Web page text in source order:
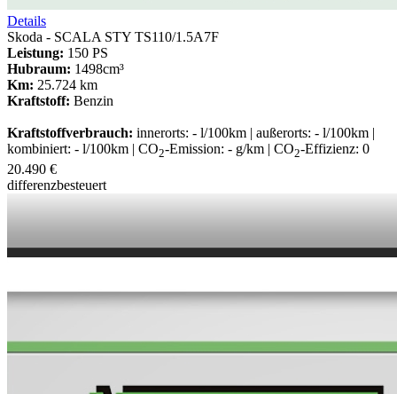
Details
Skoda - SCALA STY TS110/1.5A7F
Leistung: 150 PS
Hubraum: 1498cm³
Km: 25.724 km
Kraftstoff: Benzin
Kraftstoffverbrauch: innerorts: - l/100km | außerorts: - l/100km |
kombiniert: - l/100km | CO2-Emission: - g/km | CO2-Effizienz: 0
20.490 €
differenzbesteuert